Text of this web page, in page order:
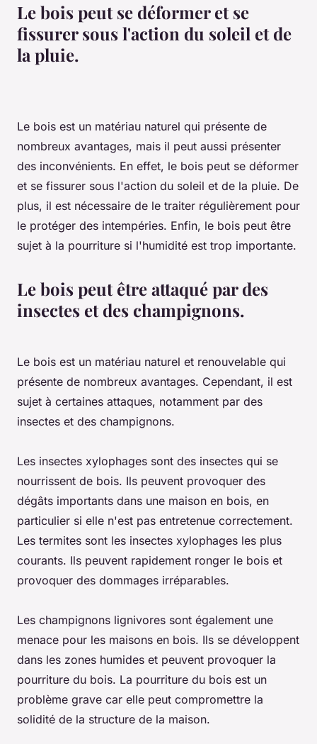
Le bois peut se déformer et se
fissurer sous l'action du soleil et de
la pluie.
Le bois est un matériau naturel qui présente de
nombreux avantages, mais il peut aussi présenter
des inconvénients. En effet, le bois peut se déformer
et se fissurer sous l'action du soleil et de la pluie. De
plus, il est nécessaire de le traiter régulièrement pour
le protéger des intempéries. Enfin, le bois peut être
sujet à la pourriture si l'humidité est trop importante.
Le bois peut être attaqué par des
insectes et des champignons.
Le bois est un matériau naturel et renouvelable qui
présente de nombreux avantages. Cependant, il est
sujet à certaines attaques, notamment par des
insectes et des champignons.
Les insectes xylophages sont des insectes qui se
nourrissent de bois. Ils peuvent provoquer des
dégâts importants dans une maison en bois, en
particulier si elle n'est pas entretenue correctement.
Les termites sont les insectes xylophages les plus
courants. Ils peuvent rapidement ronger le bois et
provoquer des dommages irréparables.
Les champignons lignivores sont également une
menace pour les maisons en bois. Ils se développent
dans les zones humides et peuvent provoquer la
pourriture du bois. La pourriture du bois est un
problème grave car elle peut compromettre la
solidité de la structure de la maison.